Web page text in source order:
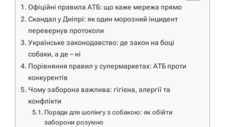
Офіційні правила АТБ: що каже мережа прямо
Скандал у Дніпрі: як один морозний інцидент
перевернув протоколи
Українське законодавство: де закон на боці
собаки, а де – ні
Порівняння правил у супермаркетах: АТБ проти
конкурентів
Чому заборона важлива: гігієна, алергії та
конфлікти
Поради для шопінгу з собакою: як обійти
заборони розумно